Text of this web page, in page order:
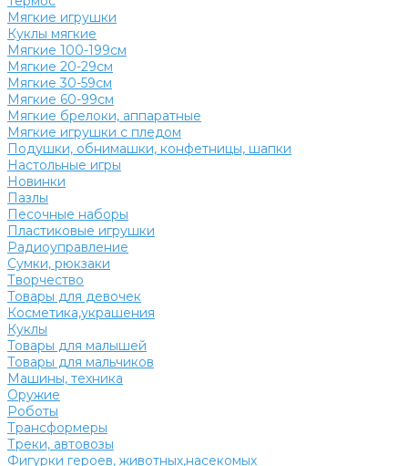
Мягкие игрушки
Куклы мягкие
Мягкие 100-199см
Мягкие 20-29см
Мягкие 30-59см
Мягкие 60-99см
Мягкие брелоки, аппаратные
Мягкие игрушки с пледом
Подушки, обнимашки, конфетницы, шапки
Настольные игры
Новинки
Пазлы
Песочные наборы
Пластиковые игрушки
Радиоуправление
Сумки, рюкзаки
Творчество
Товары для девочек
Косметика,украшения
Куклы
Товары для малышей
Товары для мальчиков
Машины, техника
Оружие
Роботы
Трансформеры
Треки, автовозы
Фигурки героев, животных,насекомых